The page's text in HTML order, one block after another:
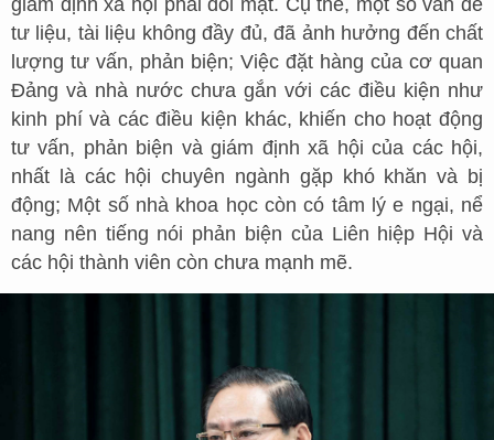
tư liệu, tài liệu không đầy đủ, đã ảnh hưởng đến chất
lượng tư vấn, phản biện; Việc đặt hàng của cơ quan
Đảng và nhà nước chưa gắn với các điều kiện như
kinh phí và các điều kiện khác, khiến cho hoạt động
tư vấn, phản biện và giám định xã hội của các hội,
nhất là các hội chuyên ngành gặp khó khăn và bị
động; Một số nhà khoa học còn có tâm lý e ngại, nể
nang nên tiếng nói phản biện của Liên hiệp Hội và
các hội thành viên còn chưa mạnh mẽ.